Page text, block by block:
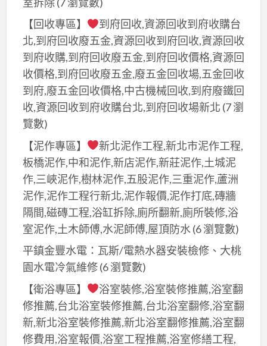
【回收專區】
到府回收,資源回收到府收購台
北,到府回收廢五金,資源回收到府回收,資源回收
到府收購,到府回收廢五金,到府回收價格,資源回
收價格,到府回收廢五金,廢五金回收場,五金回收
到府,廢五金回收價格,中古機械回收,到府廢鐵回
收,資源回收到府收購台北,到府回收場新北 (7 瀏
覽數)
【泥作專區】
新北泥作工程,新北市泥作工程,
板橋泥作,中和泥作,新店泥作,新莊泥作,土城泥
作,三峽泥作,樹林泥作,五股泥作,三重泥作,蘆洲
泥作,泥作工程行新北,泥作報價,泥作打底,磚牆
隔間,磁磚工程,浴缸拆除,廁所翻新,廁所裝修,浴
室泥作,土木師傅,水泥師傅,屋頂防水(6 瀏覽數)
平鎮金豐水電：瓦斯/電熱水器安裝檢修、大桃
園水電冷氣維修(6 瀏覽數)
【衛浴專區】
浴室裝修,浴室裝修推薦,浴室翻
修推薦,台北浴室裝修推薦,台北浴室翻修,浴室翻
新,新北浴室裝修推薦,新北浴室翻修推薦,浴室翻
修費用,浴室報價,浴室工程推薦,浴室修繕工程,